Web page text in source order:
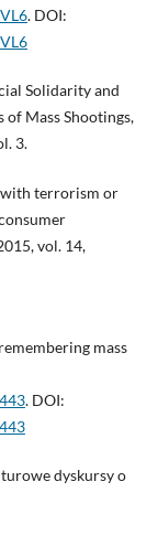
. DOI:
Solidarity and
Mass Shootings,
3.
with terrorism or
vol. 14,
mass
. DOI:
dyskursy o